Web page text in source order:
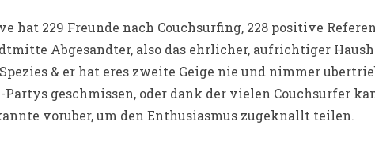
hat 229 Freunde nach Couchsurfing, 228 positive
Abgesandter, also das ehrlicher, aufrichtiger
& er hat eres zweite Geige nie und nimmer
Partys geschmissen, oder dank der vielen Couchsurfer
voruber, um den Enthusiasmus zugeknallt teilen.